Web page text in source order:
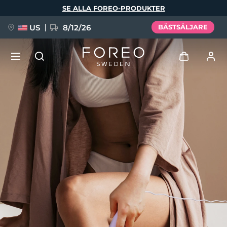
SE ALLA FOREO-PRODUKTER
US 8/12/26 BÄSTSÄLJARE
Logga in
Användarprofil
Mina enheter
Mina beställningar
Mina adresser
Mina prenumerationer
NYHET
FAQ™ Pure Beauty-Tech Elixir
BREAKING NEWS
issa™ Teeth Whitening Set
Språk
English Deutsch
Español
Français
Italiano
Português
Polski
Svenska
Русский
Türkçe
简体中文 繁體中文